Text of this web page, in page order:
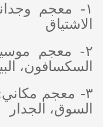
١- معجم
الاشتياق
٢- معجم
السكسافون،
٣- معجم مكاني:
السوق، الجدار